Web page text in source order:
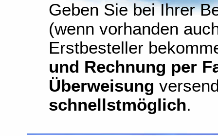
Geben Sie bei Ihrer
(wenn vorhanden
Erstbesteller
und Rechnung per
Überweisung
schnellstmöglich.